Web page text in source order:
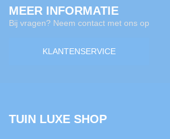
MEER INFORMATIE
Bij vragen? Neem contact met ons op
KLANTENSERVICE
TUIN LUXE SHOP